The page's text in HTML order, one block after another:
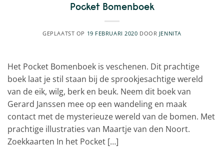
Pocket Bomenboek
GEPLAATST OP 19 FEBRUARI 2020 DOOR JENNITA
Het Pocket Bomenboek is veschenen. Dit prachtige
boek laat je stil staan bij de sprookjesachtige wereld
van de eik, wilg, berk en beuk. Neem dit boek van
Gerard Janssen mee op een wandeling en maak
contact met de mysterieuze wereld van de bomen. Met
prachtige illustraties van Maartje van den Noort.
Zoekkaarten In het Pocket […]